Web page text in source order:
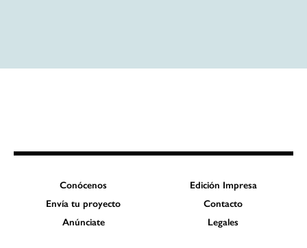
Conócenos
Edición Impresa
Envía tu proyecto
Contacto
Anúnciate
Legales